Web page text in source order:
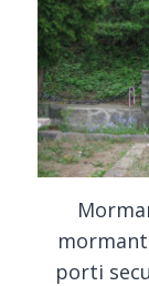
porti